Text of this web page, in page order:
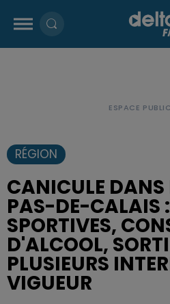
RÉGION
CANICULE DANS
PAS-DE-CALAIS
SPORTIVES,
D'ALCOOL,
PLUSIEURS
VIGUEUR